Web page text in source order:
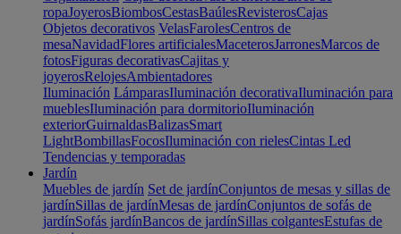
ropaJoyerosBiombosCestasBaúlesRevisterosCajas
Objetos decorativos VelasFarolesCentros de
mesaNavidadFlores artificialesMaceterosJarronesMarcos de
fotosFiguras decorativasCajitas y
joyerosRelojesAmbientadores
Iluminación LámparasIluminación decorativaIluminación para
mueblesIluminación para dormitorioIluminación
exteriorGuirnaldasBalizasSmart
LightBombillasFocosIluminación con rielesCintas Led
Tendencias y temporadas
Jardín
Muebles de jardín Set de jardínConjuntos de mesas y sillas de
jardínSillas de jardínMesas de jardínConjuntos de sofás de
jardínSofás jardínBancos de jardínSillas colgantesEstufas de